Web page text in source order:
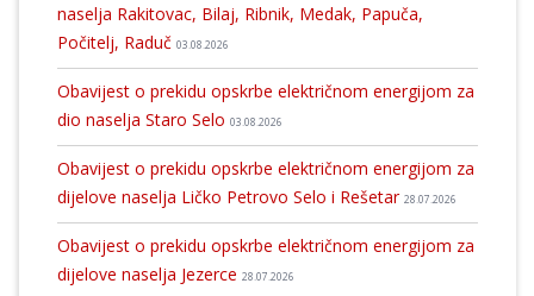
naselja Rakitovac, Bilaj, Ribnik, Medak, Papuča,
Počitelj, Raduč 03.08.2026
Obavijest o prekidu opskrbe električnom energijom za
dio naselja Staro Selo 03.08.2026
Obavijest o prekidu opskrbe električnom energijom za
dijelove naselja Ličko Petrovo Selo i Rešetar 28.07.2026
Obavijest o prekidu opskrbe električnom energijom za
dijelove naselja Jezerce 28.07.2026